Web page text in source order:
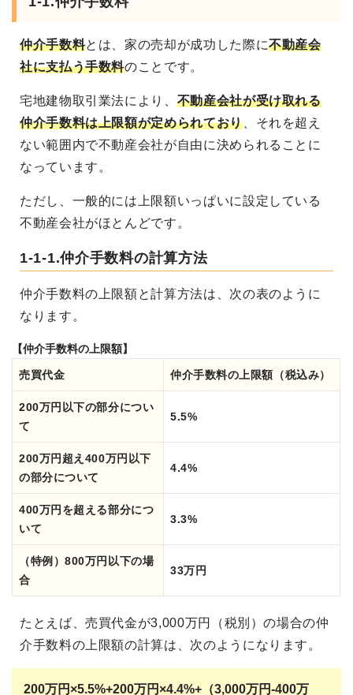
仲介手数料とは、家の売却が成功した際に不動産会
社に支払う手数料のことです。
宅地建物取引業法により、 不動産会社が受け取れる
仲介手数料は上限額が定められており、それを超え
ない範囲内で不動産会社が自由に決められることに
なっています。
ただし、一般的には上限額いっぱいに設定している
不動産会社がほとんどです。
1-1-1.仲介手数料の計算方法
仲介手数料の上限額と計算方法は、次の表のように
なります。
【仲介手数料の上限額】
売買代金 仲介手数料の上限額（税込み）
200万円以下の部分につい
て
5.5%
200万円超え400万円以下
の部分について
4.4%
400万円を超える部分につ
いて
3.3%
（特例）800万円以下の場
合
33万円
たとえば、売買代金が3,000万円（税別）の場合の仲
介手数料の上限額の計算は、次のようになります。
200万円×5.5%+200万円×4.4%+（3,000万円-400万